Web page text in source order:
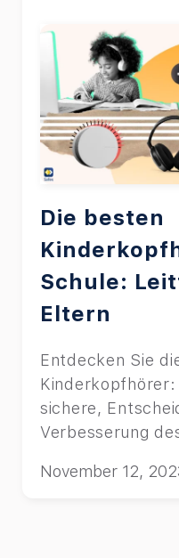
Die besten
Schule:
Eltern
Entdecken Sie
sichere,
Verbesserung
November 12,